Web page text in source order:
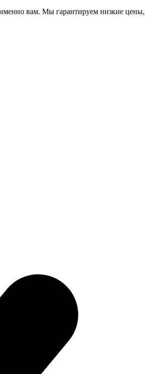
вам. Мы гарантируем низкие цены,